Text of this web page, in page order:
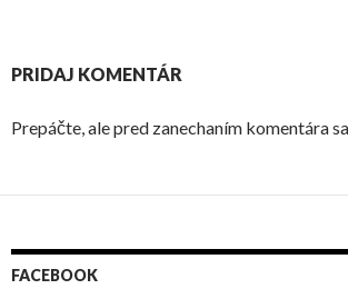
PRIDAJ KOMENTÁR
Prepáčte, ale pred zanechaním komentára
FACEBOOK